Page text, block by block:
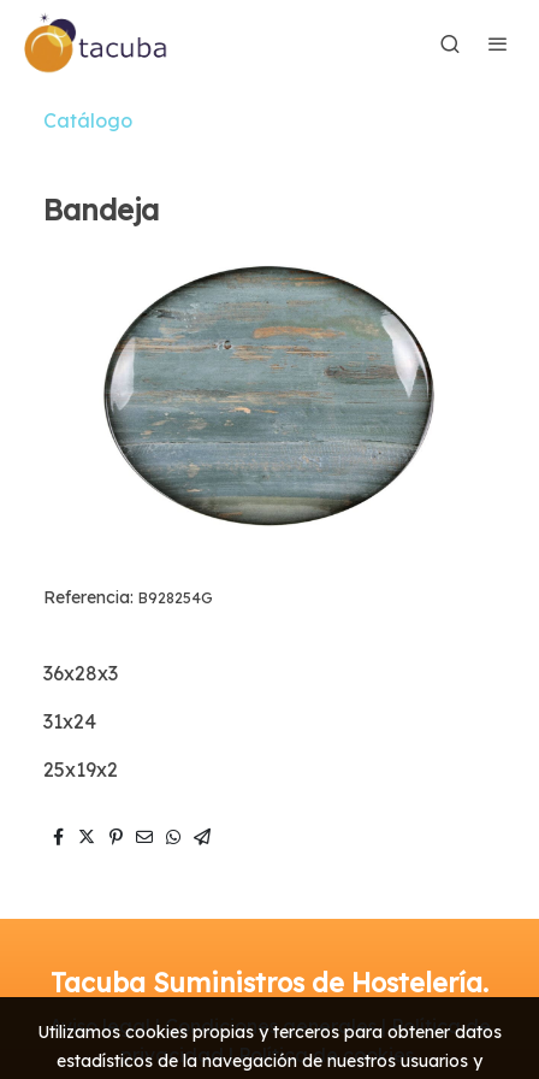
Catálogo
Bandeja
Referencia: B928254G
36x28x3
31x24
25x19x2
Tacuba Suministros de Hostelería.
Aviso legal | Condiciones generales | Política de
privacidad | Política de cookies
Utilizamos cookies propias y terceros para obtener datos
estadísticos de la navegación de nuestros usuarios y